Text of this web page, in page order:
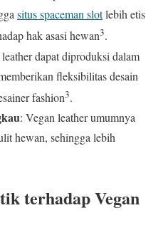
situs spaceman slotlebih etis
hak asasi hewan3.
dapat diproduksi dalam
fleksibilitas desain
fashion3.
: Vegan leather umumnya
hewan, sehingga lebih
terhadap Vegan